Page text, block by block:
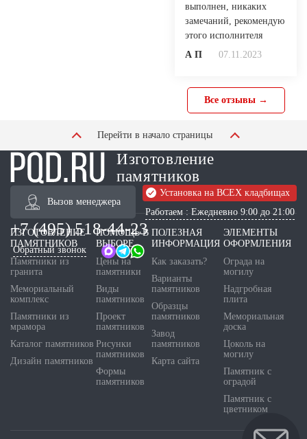
выполнен, никаких
замечаний, рекомендую
этого исполнителя
А П
07.11.2023
Все отзывы →
Перейти в начало страницы
Изготовление
памятников
Вызов менеджера
Установка на ВСЕХ кладбищах
Работаем : Ежедневно 9:00 до 21:00
+7 (495) 518-44-23
Обратный звонок
ИЗГОТОВЛЕНИЕ
ПАМЯТНИКОВ
Памятники из
гранита
Мемориальный
комплекс
Памятники из
мрамора
Каталог памятников
Дизайн памятников
ПОМОЩЬ В
ВЫБОРЕ
Цены на
памятники
Виды
памятников
Проект
памятников
Рисунки
памятников
Формы
памятников
ПОЛЕЗНАЯ
ИНФОРМАЦИЯ
Как заказать?
Варианты
памятников
Образцы
памятников
Завод
памятников
Карта сайта
ЭЛЕМЕНТЫ
ОФОРМЛЕНИЯ
Ограда на
могилу
Надгробная
плита
Мемориальная
доска
Цоколь на
могилу
Памятник с
оградой
Памятник с
цветником